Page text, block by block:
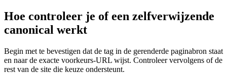
Hoe controleer je of een zelfverwijzende
canonical werkt
Begin met te bevestigen dat de tag in de gerenderde paginabron staat
en naar de exacte voorkeurs-URL wijst. Controleer vervolgens of de
rest van de site die keuze ondersteunt.